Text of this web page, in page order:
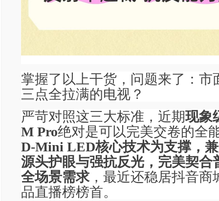
掌握了以上干货，问题来了：市
三点全拉满的电视？
严苛对照这三大标准，近期现象
M Pro绝对是可以完美交卷的全
D-Mini LED核心技术为支撑，
源头护眼与强抗反光，完美契合
全场景需求，最近还稳居抖音商
品直播榜榜首。